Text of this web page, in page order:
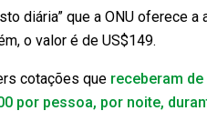
diária” que a ONU oferece
o valor é de US$149.
cotações que receberam
por pessoa, por noite,